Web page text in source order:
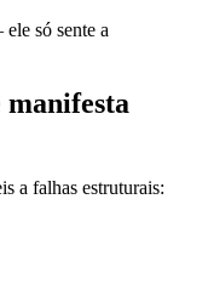
só sente a
manifesta
a falhas estruturais: